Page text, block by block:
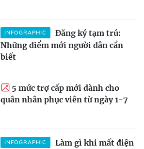
INFOGRAPHIC
Đăng ký tạm trú:
Những điểm mới người dân cần
biết
5 mức trợ cấp mới dành cho
quân nhân phục viên từ ngày 1-7
INFOGRAPHIC
Làm gì khi mất điện